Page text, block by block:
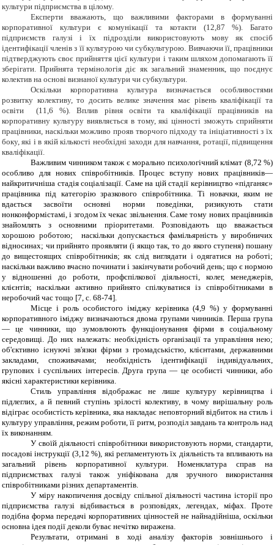
культури підприємства в цілому.
Експерти вважають, що важливими факторами в формуванні
корпоративної культури є комунікації та котакти (12,87 %). Багато
підприємств галузі і їх підрозділи використовують мову як спосіб
ідентифікації членів з її культурою чи субкультурою. Вивчаючи її, працівники
підтверджують своє прийняття цієї культури і таким шляхом допомагають її
зберігати. Прийнята термінологія діє як загальний знаменник, що поєднує
колектив на основі визнаної культури чи субкультури.
Оскільки корпоративна культура визначається особливостями
розвитку колективу, то досить велике значення має рівень кваліфікації та
освіти (11,6 %). Вплив рівня освіти та кваліфікації працівників на
корпоративну культуру виявляється в тому, які цінності зможуть сприйняти
працівники, наскільки можливо прояв творчого підходу та ініціативності з їх
боку, які і в якій кількості необхідні заходи для навчання, ротації, підвищення
кваліфікації.
Важливим чинником також є морально психологічний клімат (8,72 %)
особливо для нових співробітників. Процес вступу нових працівників—
найкритичніша стадія соціалізації. Саме на цій стадії керівництво «підганяє»
працівника під категорію зразкового співробітника. Ті новачки, яким не
вдається засвоїти основні норми поведінки, ризикують стати
нонконформістамі, і згодом їх чекає звільнення. Саме тому нових працівників
знайомлять з основними пріоритетами. Розповідають що вважається
хорошою роботою; наскільки допускається фамільярність у виробничих
відносинах; чи прийнято проявляти (і якщо так, то до якого ступеня) пошану
до вищестоящих співробітників; як слід виглядати і одягатися на роботі;
наскільки важливо вчасно починати і закінчувати робочий день; що є нормою
у відношенні до роботи, профспілкової діяльності, колег, менеджерів,
клієнтів; наскільки активно прийнято спілкуватися із співробітниками в
неробочий час тощо [7, c. 68-74].
Місце і роль особистого іміджу керівника (4,9 %) у формуванні
корпоративного іміджу визначаються двома групами чинників. Перша група
— це чинники, що зумовлюють функціонування фірми в соціальному
середовищі. До них належать: необхідність організації та управління нею;
об'єктивно існуючі зв'язки фірми з громадськістю, клієнтами, державними
закладами, споживачами; необхідність ідентифікації індивідуальних,
групових і суспільних інтересів. Друга група — це особисті чинники, або
якісні характеристики керівника.
Стиль управління відображає не лише культуру керівництва і
підлеглих, а й певний ступінь зрілості колективу, в чому вирішальну роль
відіграє особистість керівника, яка накладає неповторний відбиток на стиль і
культуру управління, режим роботи, її ритм, розподіл завдань та контроль над
їх виконанням.
У своїй діяльності співробітники використовують норми, стандарти,
посадові інструкції (3,12 %), які регламентують їх діяльність та впливають на
загальний рівень корпоративної культури. Номенклатура справ на
підприємствах галузі також уніфікована для зручного використання
співробітниками різних департаментів.
У міру накопичення досвіду спільної діяльності частина історії про
підприємства галузі відбивається в розповідях, легендах, міфах. Проте
подібна форма передачі корпоративних цінностей не найнадійніша, оскільки
основна ідея події деколи буває нечітко виражена.
Результати, отримані в ході аналізу факторів зовнішнього і